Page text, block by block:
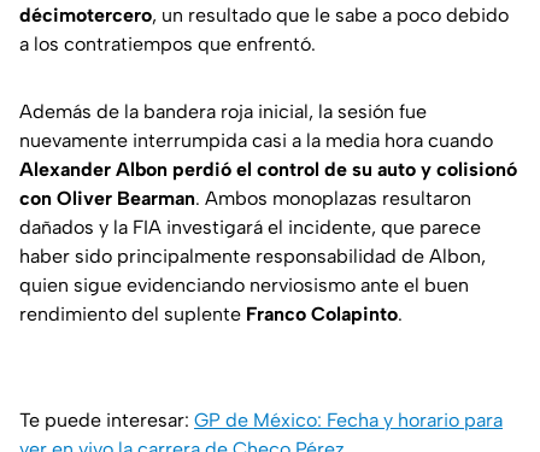
décimotercero, un resultado que le sabe a poco debido
a los contratiempos que enfrentó.
Además de la bandera roja inicial, la sesión fue
nuevamente interrumpida casi a la media hora cuando
Alexander Albon perdió el control de su auto y colisionó
con Oliver Bearman. Ambos monoplazas resultaron
dañados y la FIA investigará el incidente, que parece
haber sido principalmente responsabilidad de Albon,
quien sigue evidenciando nerviosismo ante el buen
rendimiento del suplente Franco Colapinto.
Te puede interesar: GP de México: Fecha y horario para